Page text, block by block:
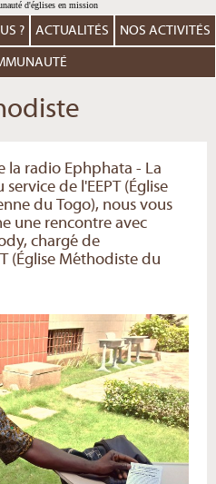
? ACTUALITÉS NOS ACTIVITÉS
la radio Ephphata - La
de l'EEPT (Église
du Togo), nous vous
une rencontre avec
chargé de
(Église Méthodiste du